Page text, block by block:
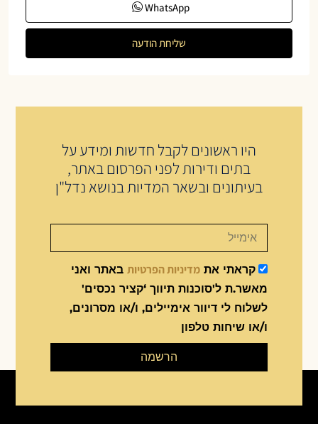
WhatsApp
שליחת הודעה
היו ראשונים לקבל חדשות ומידע על
בתים ודירות לפני הפרסום באתר,
בעיתונים ובשאר המדיות בנושא נדל"ן
קראתי את מדיניות הפרטיות באתר ואני
מאשר.ת ל'סוכנות תיווך ‘קציר נכסים'
לשלוח לי דיוור אימיילים, ו/או מסרונים,
ו/או שיחות טלפון
הרשמה